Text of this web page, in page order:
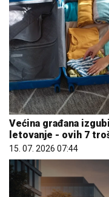
Većina građana
letovanje - ovih 7
15. 07. 2026 07:44